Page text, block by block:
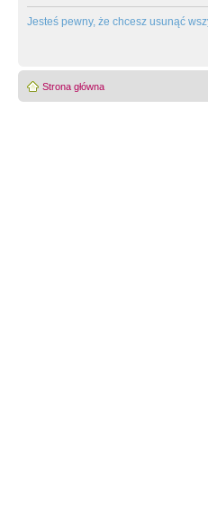
Jesteś pewny, że chcesz usunąć
Strona główna